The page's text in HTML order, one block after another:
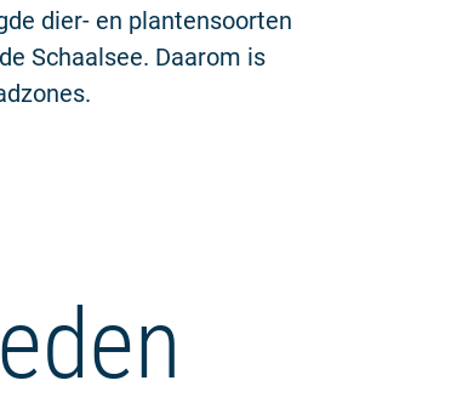
dier- en plantensoorten
Schaalsee. Daarom is